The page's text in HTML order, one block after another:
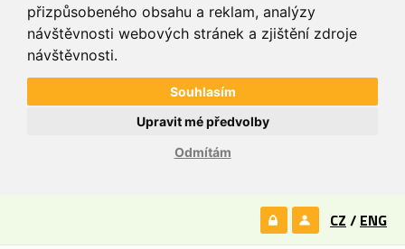
přizpůsobeného obsahu a reklam, analýzy
návštěvnosti webových stránek a zjištění zdroje
návštěvnosti.
Souhlasím
Odmítám
Upravit mé předvolby
CZ / ENG